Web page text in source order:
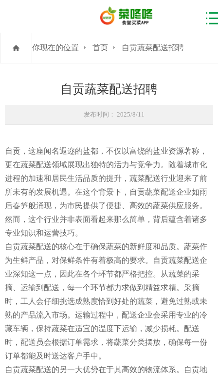
你现在的位置 首页 自贡蔬菜配送招聘
自贡蔬菜配送招聘
发布时间： 2025/8/11
自贡，这座闻名遐迩的盐都，不仅以富饶的盐业资源著称，
更在蔬菜配送领域展现出独特的活力与竞争力。随着城市化
进程的加速和居民生活品质的提升，蔬菜配送行业迎来了前
所未有的发展机遇。在这个背景下，自贡蔬菜配送企业如雨
后春笋般涌现，为市民提供了便捷、高效的蔬菜供应服务。
然而，这个行业并非表面看起来那么简单，背后蕴含着诸多
专业知识和运营技巧。
自贡蔬菜配送的核心在于确保蔬菜的新鲜度和品质。蔬菜作
为生鲜产品，对保鲜条件有着极高的要求。自贡蔬菜配送企
业深知这一点，因此在各个环节都严格把控。从蔬菜的采
摘、运输到配送，每一个环节都力求做到精益求精。采摘
时，工人会仔细挑选成熟度恰到好处的蔬菜，避免过熟或未
熟的产品流入市场。运输过程中，配送企业会采用专业的冷
藏车辆，保持蔬菜在适宜的温度下运输，减少损耗。配送
时，配送员会根据订单需求，将蔬菜分类摆放，确保每一份
订单都能及时送达客户手中。
自贡蔬菜配送的另一大优势在于其高效的物流体系。自贡地